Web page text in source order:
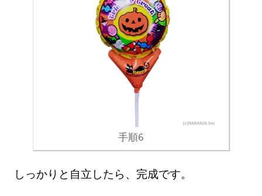
手順6
しっかりと自立したら、完成です。